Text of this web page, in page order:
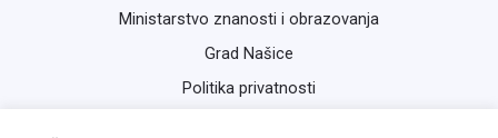
Ministarstvo znanosti i obrazovanja
Grad Našice
Politika privatnosti